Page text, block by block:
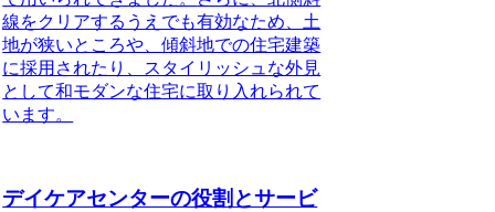
線をクリアするうえでも有効なため、土
地が狭いところや、傾斜地での住宅建築
に採用されたり、スタイリッシュな外見
として和モダンな住宅に取り入れられて
います。
デイケアセンターの役割とサービ